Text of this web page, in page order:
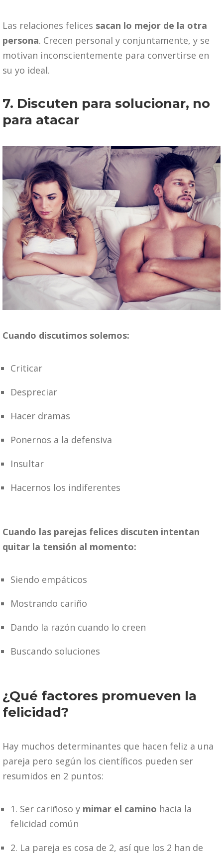
Las relaciones felices sacan lo mejor de la otra
persona. Crecen personal y conjuntamente, y se
motivan inconscientemente para convertirse en
su yo ideal.
7. Discuten para solucionar, no
para atacar
Cuando discutimos solemos:
Criticar
Despreciar
Hacer dramas
Ponernos a la defensiva
Insultar
Hacernos los indiferentes
Cuando las parejas felices discuten intentan
quitar la tensión al momento:
Siendo empáticos
Mostrando cariño
Dando la razón cuando lo creen
Buscando soluciones
¿Qué factores promueven la
felicidad?
Hay muchos determinantes que hacen feliz a una
pareja pero según los científicos pueden ser
resumidos en 2 puntos:
1. Ser cariñoso y mimar el camino hacia la
felicidad común
2. La pareja es cosa de 2, así que los 2 han de